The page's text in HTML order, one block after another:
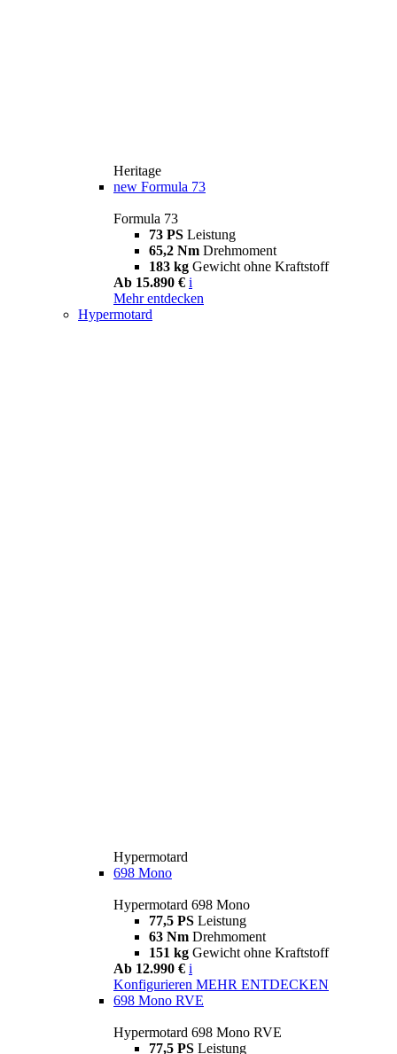
Heritage
new Formula 73
Formula 73
73 PS Leistung
65,2 Nm Drehmoment
183 kg Gewicht ohne Kraftstoff
Ab 15.890 € i
Mehr entdecken
Hypermotard
Hypermotard
698 Mono
Hypermotard 698 Mono
77,5 PS Leistung
63 Nm Drehmoment
151 kg Gewicht ohne Kraftstoff
Ab 12.990 € i
Konfigurieren MEHR ENTDECKEN
698 Mono RVE
Hypermotard 698 Mono RVE
77,5 PS Leistung